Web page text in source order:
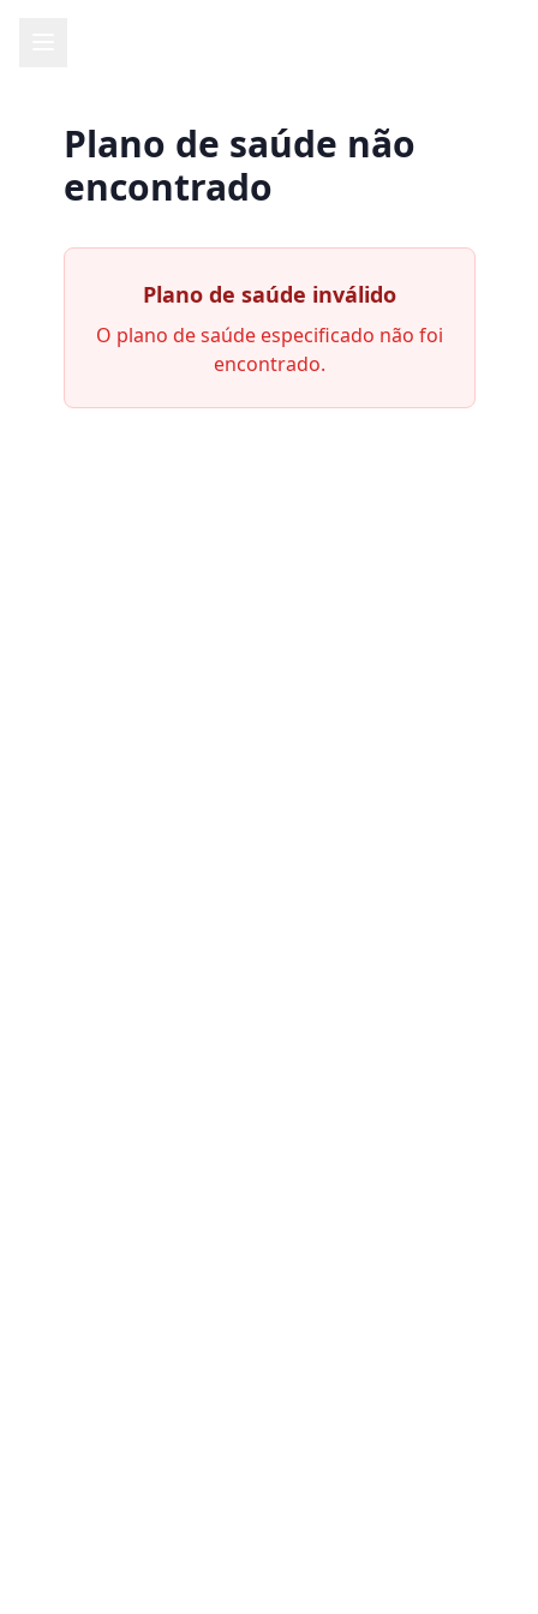
Plano de saúde não
encontrado
Plano de saúde inválido
O plano de saúde especificado não foi
encontrado.